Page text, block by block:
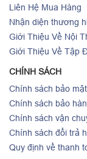
Liên Hệ Mua Hàng
Nhận diện thương
Giới Thiệu Về Nội
Giới Thiệu Về Tập
CHÍNH SÁCH
Chính sách bảo
Chính sách bảo
Chính sách vận
Chính sách đổi trả
Quy định về thanh